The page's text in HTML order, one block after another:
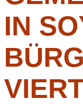
IN